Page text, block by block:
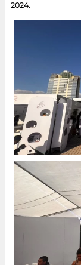
2024.